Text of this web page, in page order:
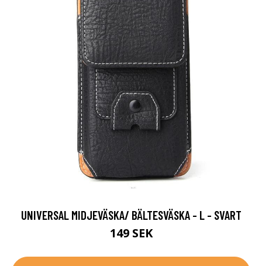
UNIVERSAL MIDJEVÄSKA/ BÄLTESVÄSKA - L - SVART
149 SEK